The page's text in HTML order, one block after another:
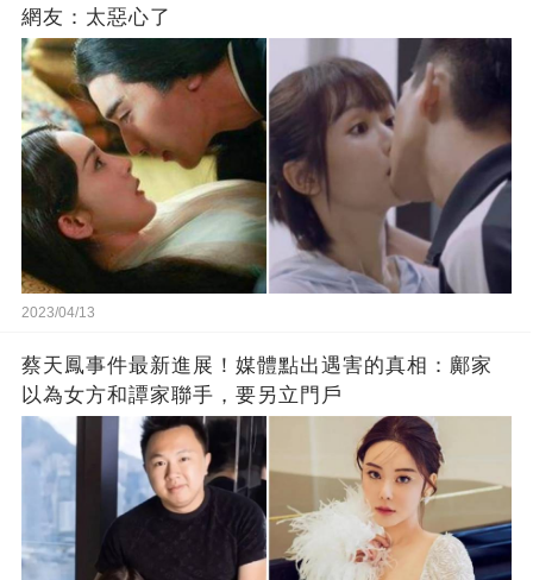
網友：太惡心了
2023/04/13
蔡天鳳事件最新進展！媒體點出遇害的真相：鄺家
以為女方和譚家聯手，要另立門戶